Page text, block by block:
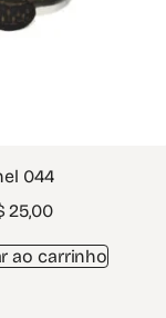
044
25,00
ao carrinho